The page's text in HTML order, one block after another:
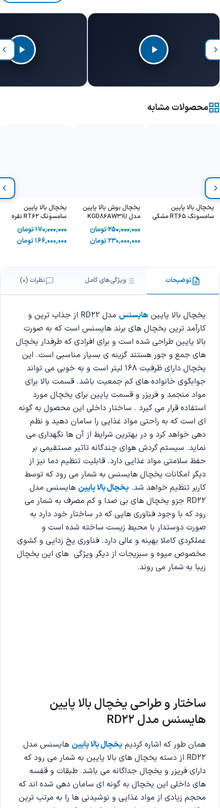
محصولات مشابه
یخچال بالا پایین
سامسونگ RT65 مشکی
یخچال بوش بالا پایین
مدل KGD86AW31U
250,000,000تومان
230,000,000تومان
یخچال بالا پایین
سامسونگ RT62 نقره
170,000,000تومان
166,000,000تومان
توضیحات ویژگی‌های کامل نظرات (0)
یخچال بالا پایین هایسنس
مدل RD22 از جذاب ترین و
کارآمد ترین یخچال های برند هایسنس است که به صورت
بالا پایین طراحی شده است و برای افرادی که طرفدار یخچال
های جمع و جور هستند گزینه ی بسیار مناسبی است. این
یخچال دارای ظرفیت 168 لیتر است و به خوبی می تواند
جوابگوی خانواده های کم جمعیت باشد. قسمت بالا برای
مواد منجمد و فریزر و قسمت پایین برای یخچال مورد
استفاده قرار می گیرد . ساختار داخلی این محصول به گونه
ای است که به راحتی مواد غذایی را سامان دهید و نظم
دهی خواهد کرد و در بهترین شرایط از آن ها نگهداری می
نماید. سیستم گردش هوای چندگانه تاثیر مستقیمی بر
حفظ سلامتی مواد غذایی دارد. قابلیت تنظیم دما نیز از
دیگر امکانات یخچال هایسنس به شمار می رود که توسط
کاربر تنظیم خواهد شد. یخچال بالا پایین هایسنس مدل
RD22 جزو یخچال های بی صدا و کم مصرف به شمار می
رود که با وجود فناوری هایی که در ساختار خود دارد به
صورت دوستدار با محیط زیست ساخته شده است و
عملکردی کاملا بهینه و عالی دارد. فناوری یخ زدایی و کشوی
مخصوص میوه و سبزیجات از دیگر ویژگی های این یخچال
زیبا به شمار می روند.
ساختار و طراحی یخچال بالا پایین
هایسنس مدل RD22
همان طور که اشاره کردیم یخچال بالا پایین هایسنس مدل
RD22 از دسته یخچال های بالا پایین به شمار می رود که
دارای فریزر و یخچال جداگانه می باشد. طبقات و قفسه
های داخلی این یخچال به گونه ای سامان دهی شده اند که
محجم زیادی از مواد غذایی و نوشیدنی ها را به مرتب ترین